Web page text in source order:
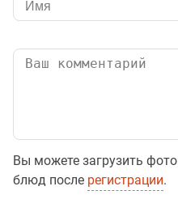
Вы можете загрузить
блюд после регистрации.